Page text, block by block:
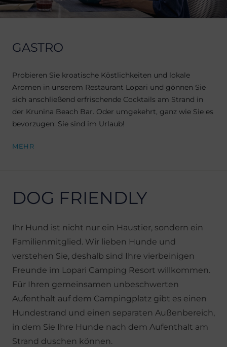
GASTRO
Probieren Sie kroatische Köstlichkeiten und lokale
Aromen in unserem Restaurant Lopari und gönnen Sie
sich anschließend erfrischende Cocktails am Strand in
der Krunina Beach Bar. Oder umgekehrt, ganz wie Sie es
bevorzugen: Sie sind im Urlaub!
MEHR
DOG FRIENDLY
Ihr Hund ist nicht nur ein Haustier, sondern ein
Familienmitglied. Wir lieben Hunde und
verstehen Sie, deshalb sind Ihre vierbeinigen
Freunde im Lopari Camping Resort willkommen.
Für Ihren gemeinsamen unbeschwerten
Aufenthalt auf dem Campingplatz gibt es einen
Hundestrand und einen separaten Außenbereich,
in dem Sie Ihre Hunde nach dem Aufenthalt am
Strand duschen können.